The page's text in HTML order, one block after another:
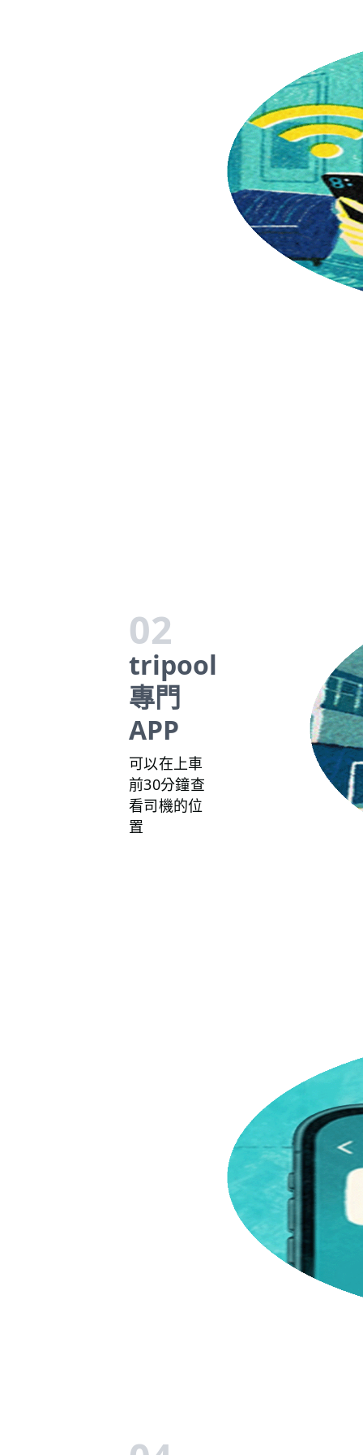
02
tripool
專門
APP
可以在上車
前30分鐘查
看司機的位
置